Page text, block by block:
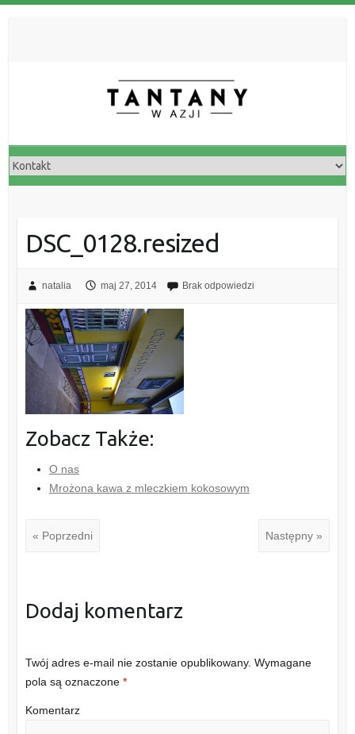
DSC_0128.resized
natalia maj 27, 2014 Brak odpowiedzi
Zobacz Także:
O nas
Mrożona kawa z mleczkiem kokosowym
« Poprzedni Następny »
Dodaj komentarz
Twój adres e-mail nie zostanie opublikowany. Wymagane
pola są oznaczone *
Komentarz